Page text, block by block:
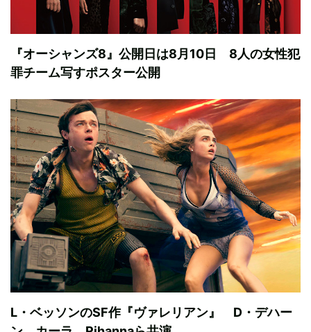
『オーシャンズ8』公開日は8月10日 8人の女性犯
罪チーム写すポスター公開
L・ベッソンのSF作『ヴァレリアン』 D・デハー